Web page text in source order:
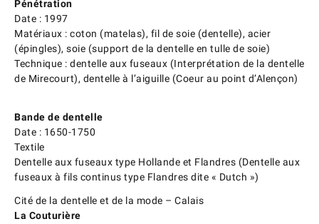
Pénétration
Date : 1997
Matériaux : coton (matelas), fil de soie (dentelle), acier
(épingles), soie (support de la dentelle en tulle de soie)
Technique : dentelle aux fuseaux (Interprétation de la dentelle
de Mirecourt), dentelle à l’aiguille (Coeur au point d’Alençon)
Bande de dentelle
Date : 1650-1750
Textile
Dentelle aux fuseaux type Hollande et Flandres (Dentelle aux
fuseaux à fils continus type Flandres dite « Dutch »)
Cité de la dentelle et de la mode – Calais
La Couturière